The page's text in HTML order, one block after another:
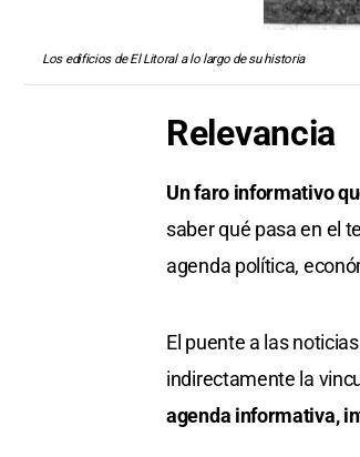
Los edificios de El Litoral a lo largo de su historia
Relevancia
Un faro informativo
saber qué pasa en el
agenda política,
El puente a las
indirectamente la
agenda informativa,